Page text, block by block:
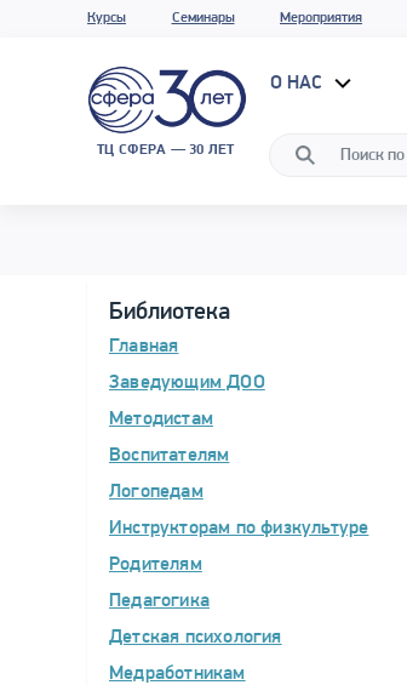
Курсы Семинары Мероприятия
ТЦ СФЕРА — 30 ЛЕТ
О НАС
Библиотека
Главная
Заведующим ДОО
Методистам
Воспитателям
Логопедам
Инструкторам по физкультуре
Родителям
Педагогика
Детская психология
Медработникам